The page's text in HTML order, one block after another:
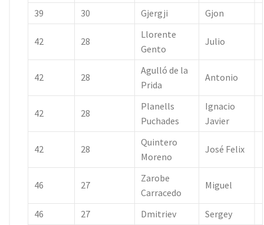
39 30 Gjergji Gjon
42 28
Llorente
Gento
Julio
42 28
Agulló de la
Prida
Antonio
42 28
Planells
Puchades
Ignacio
Javier
42 28
Quintero
Moreno
José Felix
46 27
Zarobe
Carracedo
Miguel
46 27 Dmitriev Sergey